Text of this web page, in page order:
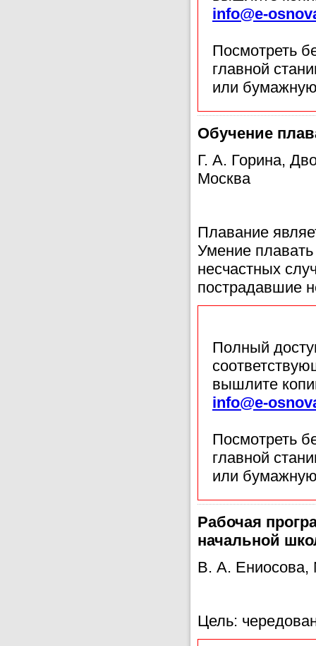
info@e-
Посмотреть
главной
или
Обучение
Г. А. Горина,
Москва
Плавание
Умение
несчастных
пострадавшие
Полный
вышлите
info@e-
Посмотреть
главной
или
Рабочая
начальной
В. А.
Цель: